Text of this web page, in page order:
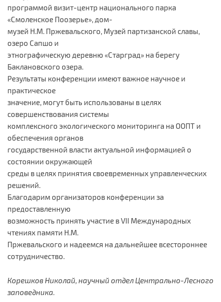
программой визит-центр национального парка
«Смоленское Поозерье», дом-
музей Н.М. Пржевальского, Музей партизанской славы,
озеро Сапшо и
этнографическую деревню «Старград» на берегу
Баклановского озера.
Результаты конференции имеют важное научное и
практическое
значение, могут быть использованы в целях
совершенствования системы
комплексного экологического мониторинга на ООПТ и
обеспечения органов
государственной власти актуальной информацией о
состоянии окружающей
среды в целях принятия своевременных управленческих
решений.
Благодарим организаторов конференции за
предоставленную
возможность принять участие в VII Международных
чтениях памяти Н.М.
Пржевальского и надеемся на дальнейшее всестороннее
сотрудничество.
Корешков Николай, научный отдел Центрально-Лесного
заповедника.